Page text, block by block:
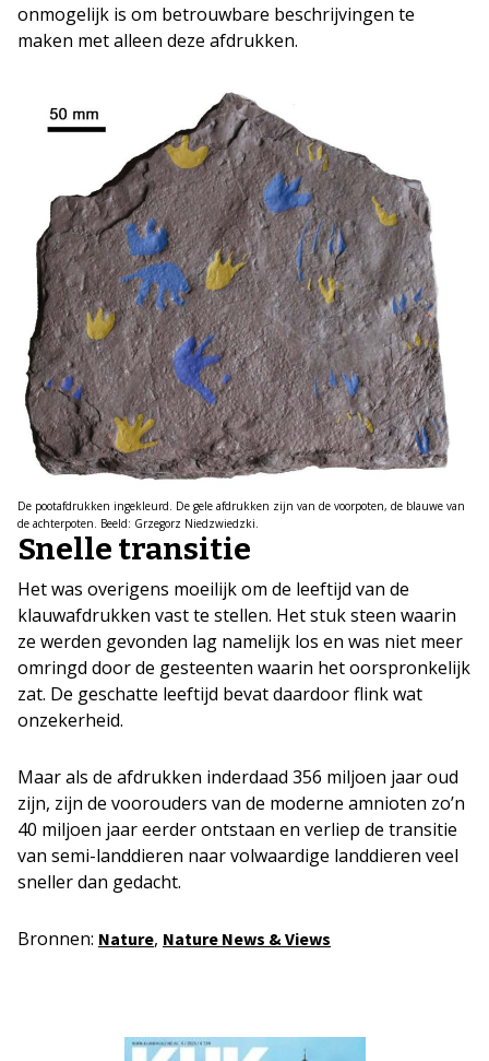
onmogelijk is om betrouwbare beschrijvingen te
maken met alleen deze afdrukken.
De pootafdrukken ingekleurd. De gele afdrukken zijn van de voorpoten, de blauwe van
de achterpoten. Beeld: Grzegorz Niedzwiedzki.
Snelle transitie
Het was overigens moeilijk om de leeftijd van de
klauwafdrukken vast te stellen. Het stuk steen waarin
ze werden gevonden lag namelijk los en was niet meer
omringd door de gesteenten waarin het oorspronkelijk
zat. De geschatte leeftijd bevat daardoor flink wat
onzekerheid.
Maar als de afdrukken inderdaad 356 miljoen jaar oud
zijn, zijn de voorouders van de moderne amnioten zo’n
40 miljoen jaar eerder ontstaan en verliep de transitie
van semi-landdieren naar volwaardige landdieren veel
sneller dan gedacht.
Bronnen: Nature, Nature News & Views